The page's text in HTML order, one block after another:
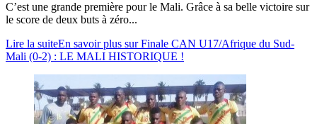
C’est une grande première pour le Mali. Grâce à sa belle victoire sur
le score de deux buts à zéro...
Lire la suiteEn savoir plus sur Finale CAN U17/Afrique du Sud-
Mali (0-2) : LE MALI HISTORIQUE !